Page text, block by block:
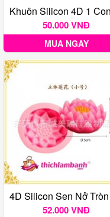
50.000 VNĐ
MUA NGAY
52.000 VNĐ